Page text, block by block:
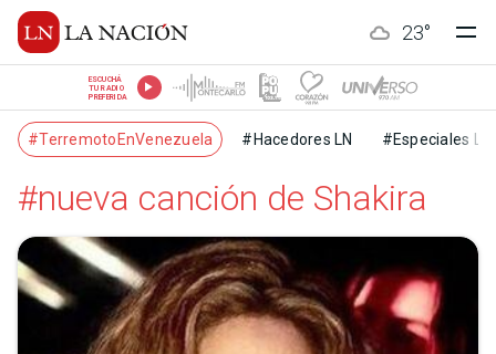
23°
ESCUCHÁ
TU RADIO
PREFERIDA
#TerremotoEnVenezuela #Hacedores LN #Especiales LN
#nueva canción de Shakira